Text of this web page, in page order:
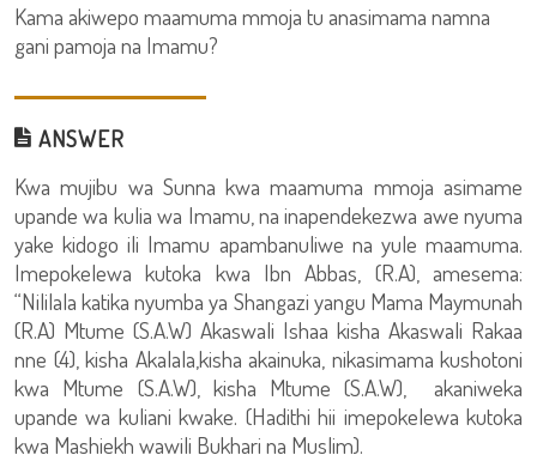
Kama akiwepo maamuma mmoja tu anasimama namna
gani pamoja na Imamu?
ANSWER
Kwa mujibu wa Sunna kwa maamuma mmoja asimame
upande wa kulia wa Imamu, na inapendekezwa awe nyuma
yake kidogo ili Imamu apambanuliwe na yule maamuma.
Imepokelewa kutoka kwa Ibn Abbas, (R.A), amesema:
“Nililala katika nyumba ya Shangazi yangu Mama Maymunah
(R.A) Mtume (S.A.W) Akaswali Ishaa kisha Akaswali Rakaa
nne (4), kisha Akalala,kisha akainuka, nikasimama kushotoni
kwa Mtume (S.A.W), kisha Mtume (S.A.W), akaniweka
upande wa kuliani kwake. (Hadithi hii imepokelewa kutoka
kwa Mashiekh wawili Bukhari na Muslim).